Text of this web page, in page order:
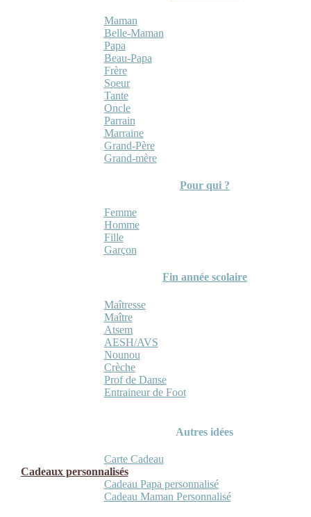
Maman
Belle-Maman
Papa
Beau-Papa
Frère
Soeur
Tante
Oncle
Parrain
Marraine
Grand-Père
Grand-mère
Pour qui ?
Femme
Homme
Fille
Garçon
Fin année scolaire
Maîtresse
Maître
Atsem
AESH/AVS
Nounou
Crèche
Prof de Danse
Entraineur de Foot
Autres idées
Carte Cadeau
Cadeaux personnalisés
Cadeau Papa personnalisé
Cadeau Maman Personnalisé